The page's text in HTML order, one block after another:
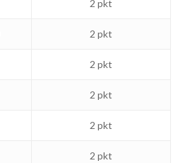
2 pkt
2 pkt
2 pkt
2 pkt
2 pkt
2 pkt